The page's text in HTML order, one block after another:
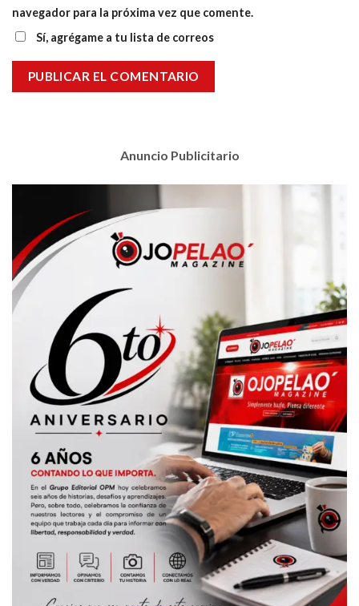
navegador para la próxima vez que comente.
Sí, agrégame a tu lista de correos
Anuncio Publicitario